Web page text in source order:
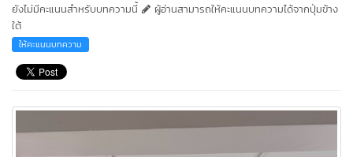
ยังไม่มีคะแนนสำหรับบทความนี้
ผู้อ่านสามารถให้คะแนนบทความได้จากปุ่มข้าง
ใต้
ให้คะแนนบทความ